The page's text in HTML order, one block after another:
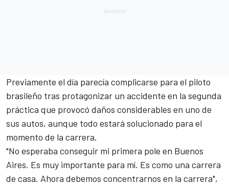
Previamente el día parecía complicarse para el piloto
brasileño tras protagonizar un accidente en la segunda
práctica que provocó daños considerables en uno de
sus autos, aunque todo estará solucionado para el
momento de la carrera.
"No esperaba conseguir mi primera pole en Buenos
Aires. Es muy importante para mí. Es como una carrera
de casa. Ahora debemos concentrarnos en la carrera",